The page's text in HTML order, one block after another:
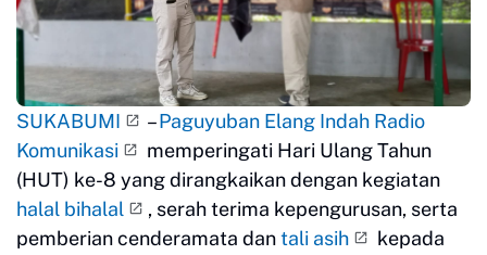
SUKABUMI –Paguyuban Elang Indah Radio
Komunikasi
memperingati Hari Ulang Tahun
(HUT) ke-8 yang dirangkaikan dengan kegiatan
halal bihalal
, serah terima kepengurusan, serta
pemberian cenderamata dantali asih
kepada